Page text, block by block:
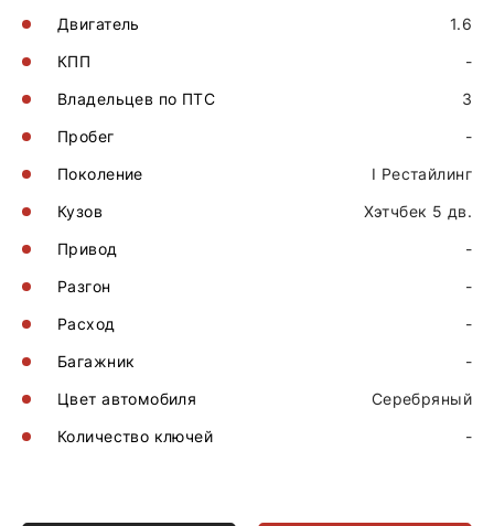
Двигатель
1.6
КПП
-
Владельцев по ПТС
3
Пробег
-
Поколение
I Рестайлинг
Кузов
Хэтчбек 5 дв.
Привод
-
Разгон
-
Расход
-
Багажник
-
Цвет автомобиля
Серебряный
Количество ключей
-